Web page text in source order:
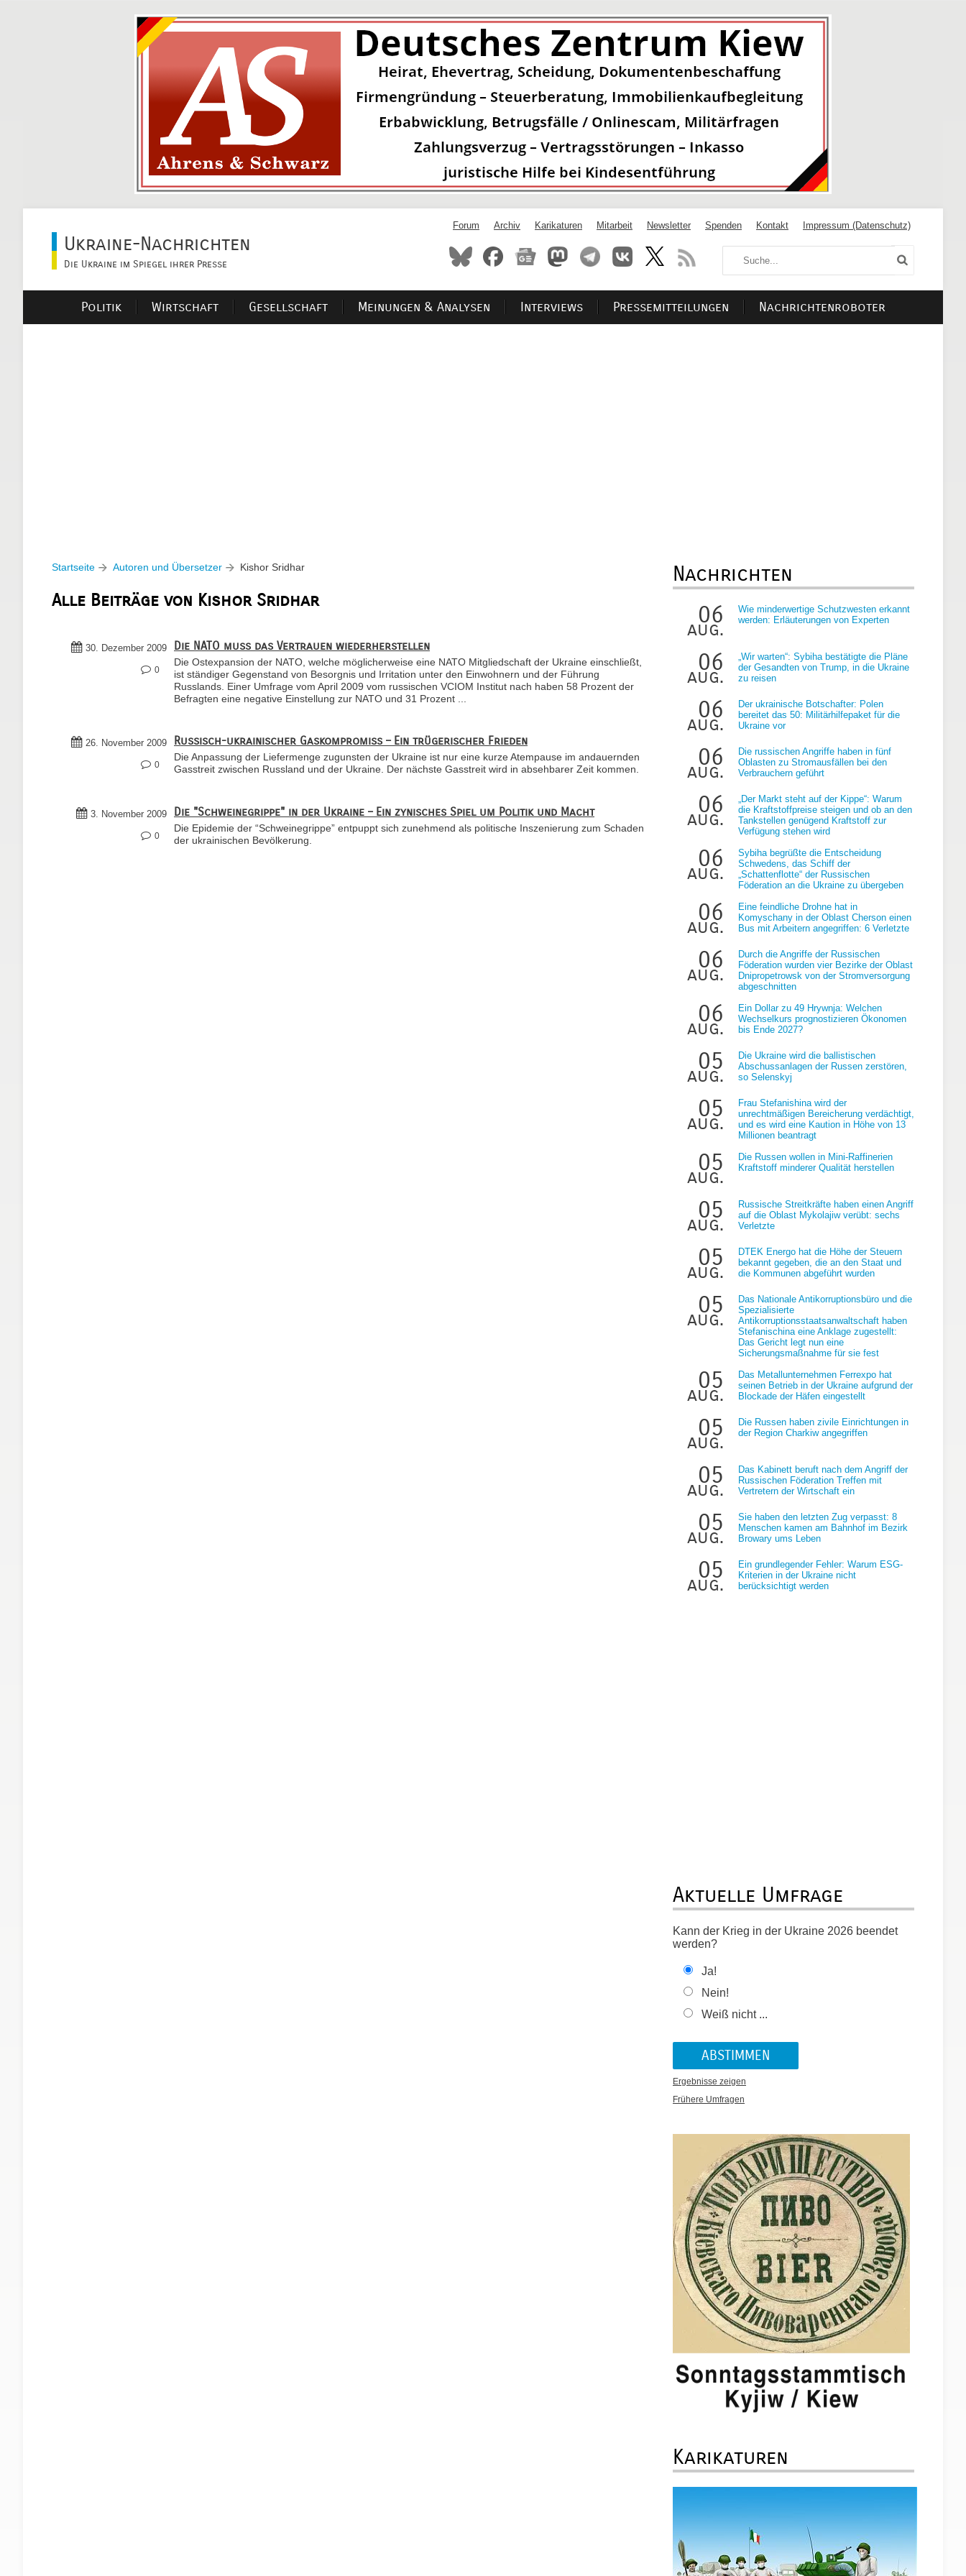
Ukraine-Nachrichten
Die Ukraine im Spiegel ihrer Presse
Forum Archiv Karikaturen Mitarbeit Newsletter Spenden Kontakt Impressum (Datenschutz)
Politik Wirtschaft Gesellschaft Meinungen & Analysen Interviews Pressemitteilungen Nachrichtenroboter
Startseite Autoren und Übersetzer Kishor Sridhar
Alle Beiträge von Kishor Sridhar
30. Dezember 2009
0
Die NATO muss das Vertrauen wiederherstellen
Die Ostexpansion der NATO,‭ ‬welche möglicherweise eine NATO Mitgliedschaft der Ukraine einschließt,‭
‬ist ständiger Gegenstand von Besorgnis und Irritation unter den Einwohnern und der Führung
Russlands.‭ ‬Einer Umfrage vom April‭ ‬2009‭ ‬vom russischen VCIOM Institut nach haben‭ ‬58‭ ‬Prozent der
Befragten eine negative Einstellung zur NATO und‭ ‬31‭ ‬Prozent ...
26. November 2009
0
Russisch-ukrainischer Gaskompromiss – Ein trügerischer Frieden
Die Anpassung der Liefermenge zugunsten der Ukraine ist nur eine kurze Atempause im andauernden
Gasstreit zwischen Russland und der Ukraine. Der nächste Gasstreit wird in absehbarer Zeit kommen.
3. November 2009
0
Die "Schweinegrippe" in der Ukraine – Ein zynisches Spiel um Politik und Macht
Die Epidemie der “Schweinegrippe” entpuppt sich zunehmend als politische Inszenierung zum Schaden
der ukrainischen Bevölkerung.
Nachrichten
06
aug.
Wie minderwertige Schutzwesten erkannt
werden: Erläuterungen von Experten
06
aug.
„Wir warten“: Sybiha bestätigte die Pläne
der Gesandten von Trump, in die Ukraine
zu reisen
06
aug.
Der ukrainische Botschafter: Polen
bereitet das 50: Militärhilfepaket für die
Ukraine vor
06
aug.
Die russischen Angriffe haben in fünf
Oblasten zu Stromausfällen bei den
Verbrauchern geführt
06
aug.
„Der Markt steht auf der Kippe“: Warum
die Kraftstoffpreise steigen und ob an den
Tankstellen genügend Kraftstoff zur
Verfügung stehen wird
06
aug.
Sybiha begrüßte die Entscheidung
Schwedens, das Schiff der
„Schattenflotte“ der Russischen
Föderation an die Ukraine zu übergeben
06
aug.
Eine feindliche Drohne hat in
Komyschany in der Oblast Cherson einen
Bus mit Arbeitern angegriffen: 6 Verletzte
06
aug.
Durch die Angriffe der Russischen
Föderation wurden vier Bezirke der Oblast
Dnipropetrowsk von der Stromversorgung
abgeschnitten
06
aug.
Ein Dollar zu 49 Hrywnja: Welchen
Wechselkurs prognostizieren Ökonomen
bis Ende 2027?
05
aug.
Die Ukraine wird die ballistischen
Abschussanlagen der Russen zerstören,
so Selenskyj
05
aug.
Frau Stefanishina wird der
unrechtmäßigen Bereicherung verdächtigt,
und es wird eine Kaution in Höhe von 13
Millionen beantragt
05
aug.
Die Russen wollen in Mini-Raffinerien
Kraftstoff minderer Qualität herstellen
05
aug.
Russische Streitkräfte haben einen Angriff
auf die Oblast Mykolajiw verübt: sechs
Verletzte
05
aug.
DTEK Energo hat die Höhe der Steuern
bekannt gegeben, die an den Staat und
die Kommunen abgeführt wurden
05
aug.
Das Nationale Antikorruptionsbüro und die
Spezialisierte
Antikorruptionsstaatsanwaltschaft haben
Stefanischina eine Anklage zugestellt:
Das Gericht legt nun eine
Sicherungsmaßnahme für sie fest
05
aug.
Das Metallunternehmen Ferrexpo hat
seinen Betrieb in der Ukraine aufgrund der
Blockade der Häfen eingestellt
05
aug.
Die Russen haben zivile Einrichtungen in
der Region Charkiw angegriffen
05
aug.
Das Kabinett beruft nach dem Angriff der
Russischen Föderation Treffen mit
Vertretern der Wirtschaft ein
05
aug.
Sie haben den letzten Zug verpasst: 8
Menschen kamen am Bahnhof im Bezirk
Browary ums Leben
05
aug.
Ein grundlegender Fehler: Warum ESG-
Kriterien in der Ukraine nicht
berücksichtigt werden
Aktuelle Umfrage
Kann der Krieg in der Ukraine 2026 beendet
werden?
Ja!
Nein!
Weiß nicht ...
Ergebnisse zeigen
Frühere Umfragen
Karikaturen